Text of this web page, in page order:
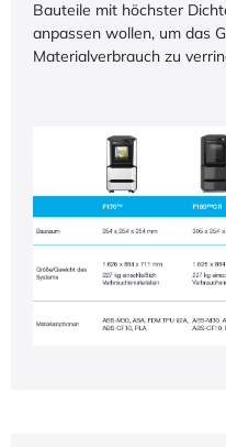
Bauteile mit höchster
anpassen wollen, um das
Materialverbrauch zu